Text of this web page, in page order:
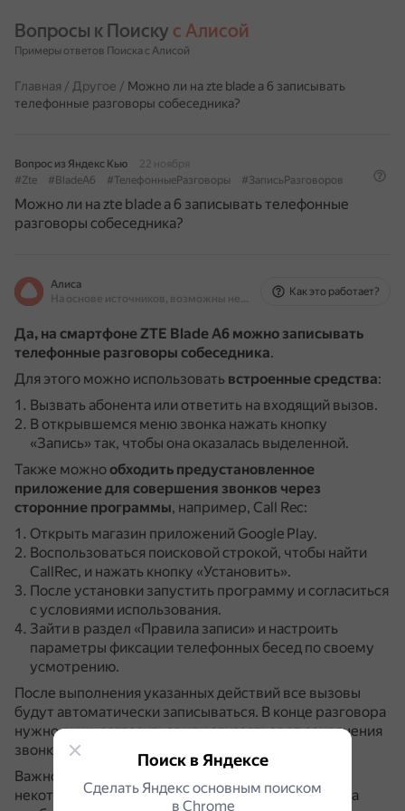
Вопросы к Поиску с Алисой
Примеры ответов Поиска с Алисой
Главная / Другое / Можно ли на zte blade a 6 записывать
телефонные разговоры собеседника?
Вопрос из Яндекс Кью
22 ноября
#Zte
#BladeA6 #ТелефонныеРазговоры #ЗаписьРазговоров
Можно ли на zte blade a 6 записывать телефонные
разговоры собеседника?
Алиса
На основе источников, возможны неточности
Как это работает?
Да, на смартфоне ZTE Blade A6 можно записывать
телефонные разговоры собеседника.
Для этого можно использовать встроенные средства:
Вызвать абонента или ответить на входящий вызов.
В открывшемся меню звонка нажать кнопку
«Запись» так, чтобы она оказалась выделенной.
Также можнообходить предустановленное
приложение для совершения звонков через
сторонние программы, например, Call Rec:
Открыть магазин приложений Google Play.
Воспользоваться поисковой строкой, чтобы найти
CallRec, и нажать кнопку «Установить».
После установки запустить программу и согласиться
с условиями использования.
Зайти в раздел «Правила записи» и настроить
параметры фиксации телефонных бесед по своему
усмотрению.
После выполнения указанных действий все вызовы
будут автоматически записываться. В конце разговора
нужно лишь согласиться или отказаться от сохранения
звонка.
Важно помнить, что согласно законодательству
некоторых стран и регионов, для записи разговора
Поиск в Яндексе
Сделать Яндекс основным поиском
в Сhrome